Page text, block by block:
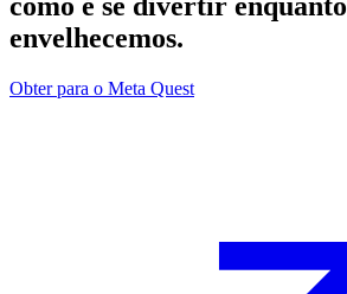
envelhecemos.
Obter para o Meta Quest